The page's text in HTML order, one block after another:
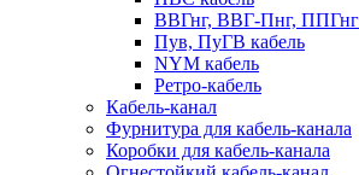
ВВГнг, ВВГ-Пнг, ППГнг
Пув, ПуГВ кабель
NYM кабель
Ретро-кабель
Кабель-канал
Фурнитура для кабель-канала
Коробки для кабель-канала